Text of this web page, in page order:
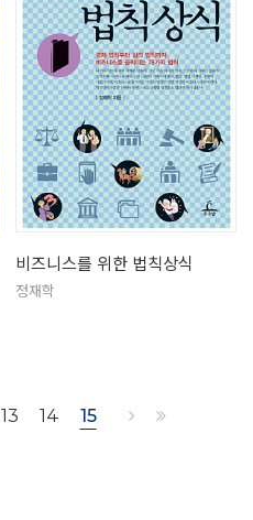
비즈니스를 위한 법칙상식
정재학
13 14 15